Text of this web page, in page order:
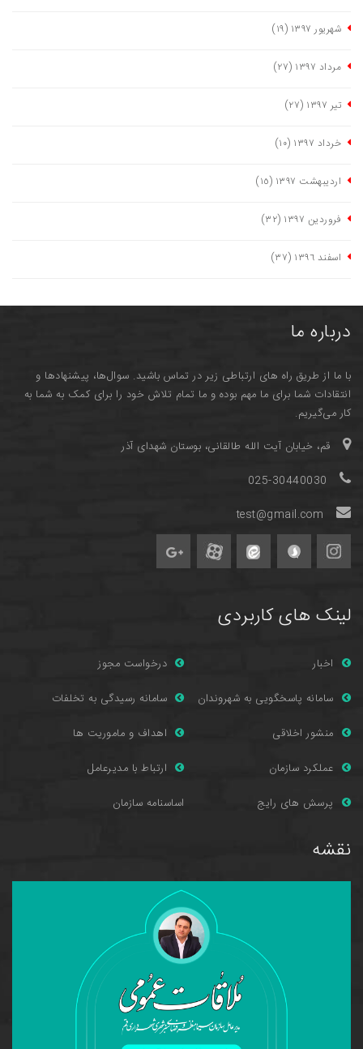
شهریور ١٣٩٧ (١٩)
مرداد ١٣٩٧ (٢٧)
تیر ١٣٩٧ (٢٧)
خرداد ١٣٩٧ (١٠)
اردیبهشت ١٣٩٧ (١٥)
فروردین ١٣٩٧ (٣٢)
اسفند ١٣٩٦ (٣٧)
درباره ما
با ما از طریق راه های ارتباطی زیر در تماس باشید. سوال‌ها، پیشنهادها و
انتقادات شما برای ما مهم بوده و ما تمام تلاش خود را برای کمک به شما به
کار می‌گیریم.
قم، خیابان آیت الله طالقانی، بوستان شهدای آذر
025-30440030
test@gmail.com
لینک های کاربردی
اخبار
درخواست مجوز
سامانه پاسخگویی به شهروندان
سامانه رسیدگی به تخلفات
منشور اخلاقی
اهداف و ماموریت ها
عملکرد سازمان
ارتباط با مدیرعامل
پرسش های رایج اساسنامه سازمان
نقشه